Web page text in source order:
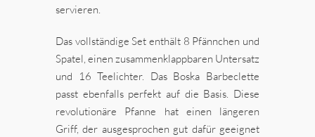
servieren.
Das vollständige Set enthält 8 Pfännchen und
Spatel, einen zusammenklappbaren Untersatz
und 16 Teelichter. Das Boska Barbeclette
passt ebenfalls perfekt auf die Basis. Diese
revolutionäre Pfanne hat einen längeren
Griff, der ausgesprochen gut dafür geeignet